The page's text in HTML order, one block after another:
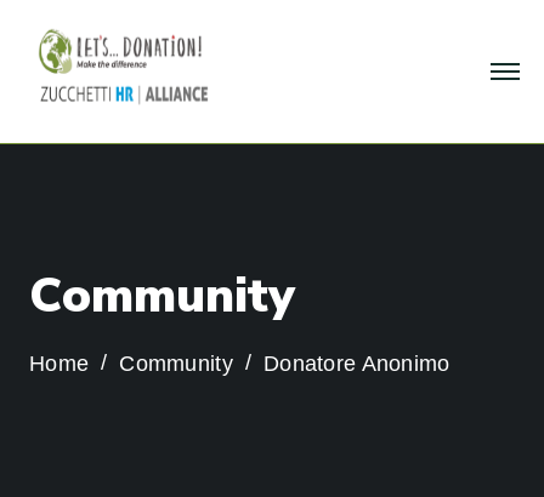
Community
Home Community Donatore Anonimo